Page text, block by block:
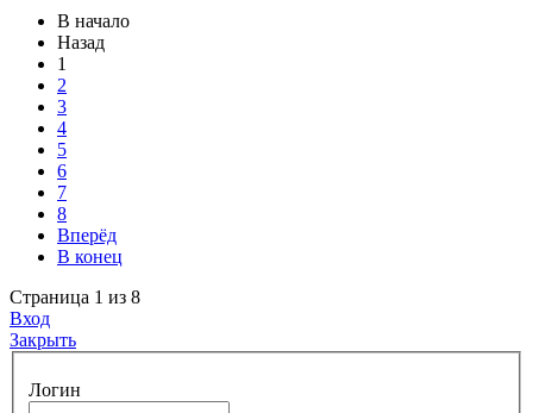
В начало
Назад
1
2
3
4
5
6
7
8
Вперёд
В конец
Страница 1 из 8
Вход
Закрыть
Логин